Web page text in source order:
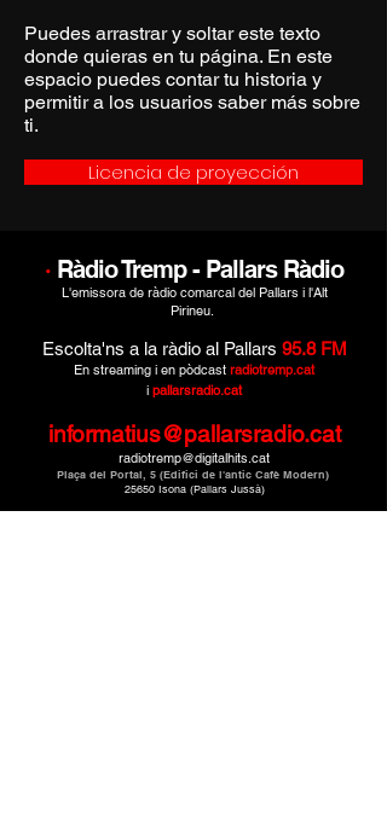
Puedes arrastrar y soltar este texto
donde quieras en tu página. En este
espacio puedes contar tu historia y
permitir a los usuarios saber más sobre
ti.
Licencia de proyección
· Ràdio Tremp - Pallars Ràdio
L'emissora de ràdio comarcal del Pallars i l'Alt
Pirineu.
Escolta'ns a la ràdio al Pallars 95.8 FM
En streaming i en pòdcast radiotremp.cat
i pallarsradio.cat
informatius@pallarsradio.cat
radiotremp@digitalhits.cat
Plaça del Portal, 5 (Edifici de l'antic Cafè Modern)
25650 Isona (Pallars Jussà)